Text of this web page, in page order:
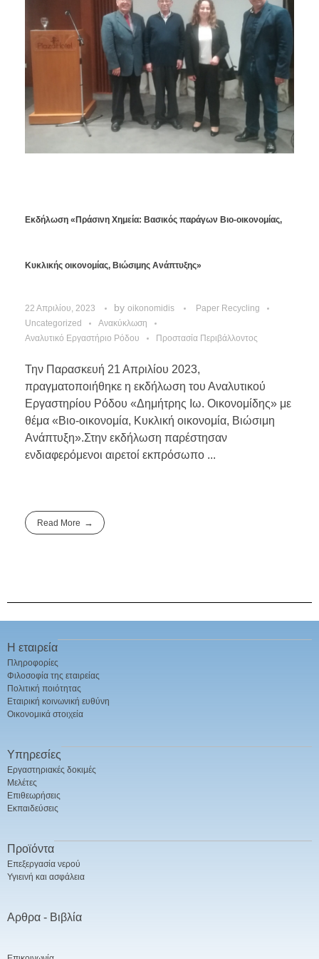
Εκδήλωση «Πράσινη Χημεία: Βασικός παράγων Βιο-οικονομίας,
Κυκλικής οικονομίας, Βιώσιμης Ανάπτυξης»
22 Απριλίου, 2023 by oikonomidis
Paper Recycling
Uncategorized
Ανακύκλωση
Αναλυτικό Εργαστήριο Ρόδου
Προστασία Περιβάλλοντος
Την Παρασκευή 21 Απριλίου 2023,
πραγματοποιήθηκε η εκδήλωση του Αναλυτικού
Εργαστηρίου Ρόδου «Δημήτρης Ιω. Οικονομίδης» με
θέμα «Βιο-οικονομία, Κυκλική οικονομία, Βιώσιμη
Ανάπτυξη».Στην εκδήλωση παρέστησαν
ενδιαφερόμενοι αιρετοί εκπρόσωπο ...
Read More
Η εταιρεία
Πληροφορίες
Φιλοσοφία της εταιρείας
Πολιτική ποιότητας
Εταιρική κοινωνική ευθύνη
Οικονομικά στοιχεία
Υπηρεσίες
Εργαστηριακές δοκιμές
Μελέτες
Επιθεωρήσεις
Εκπαιδεύσεις
Προϊόντα
Επεξεργασία νερού
Υγιεινή και ασφάλεια
Αρθρα - Βιβλία